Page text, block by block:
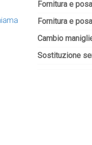
Fornitura e
Fornitura e
Cambio
Sostituzione